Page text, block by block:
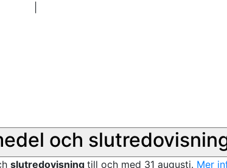
och
slutredovisning till och med 31 augusti. Mer